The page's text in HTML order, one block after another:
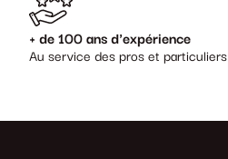
+ de 100 ans d'expérience
Au service des pros et particuliers